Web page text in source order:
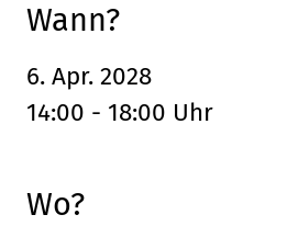
Wann?
6. Apr. 2028
14:00 - 18:00 Uhr
Wo?